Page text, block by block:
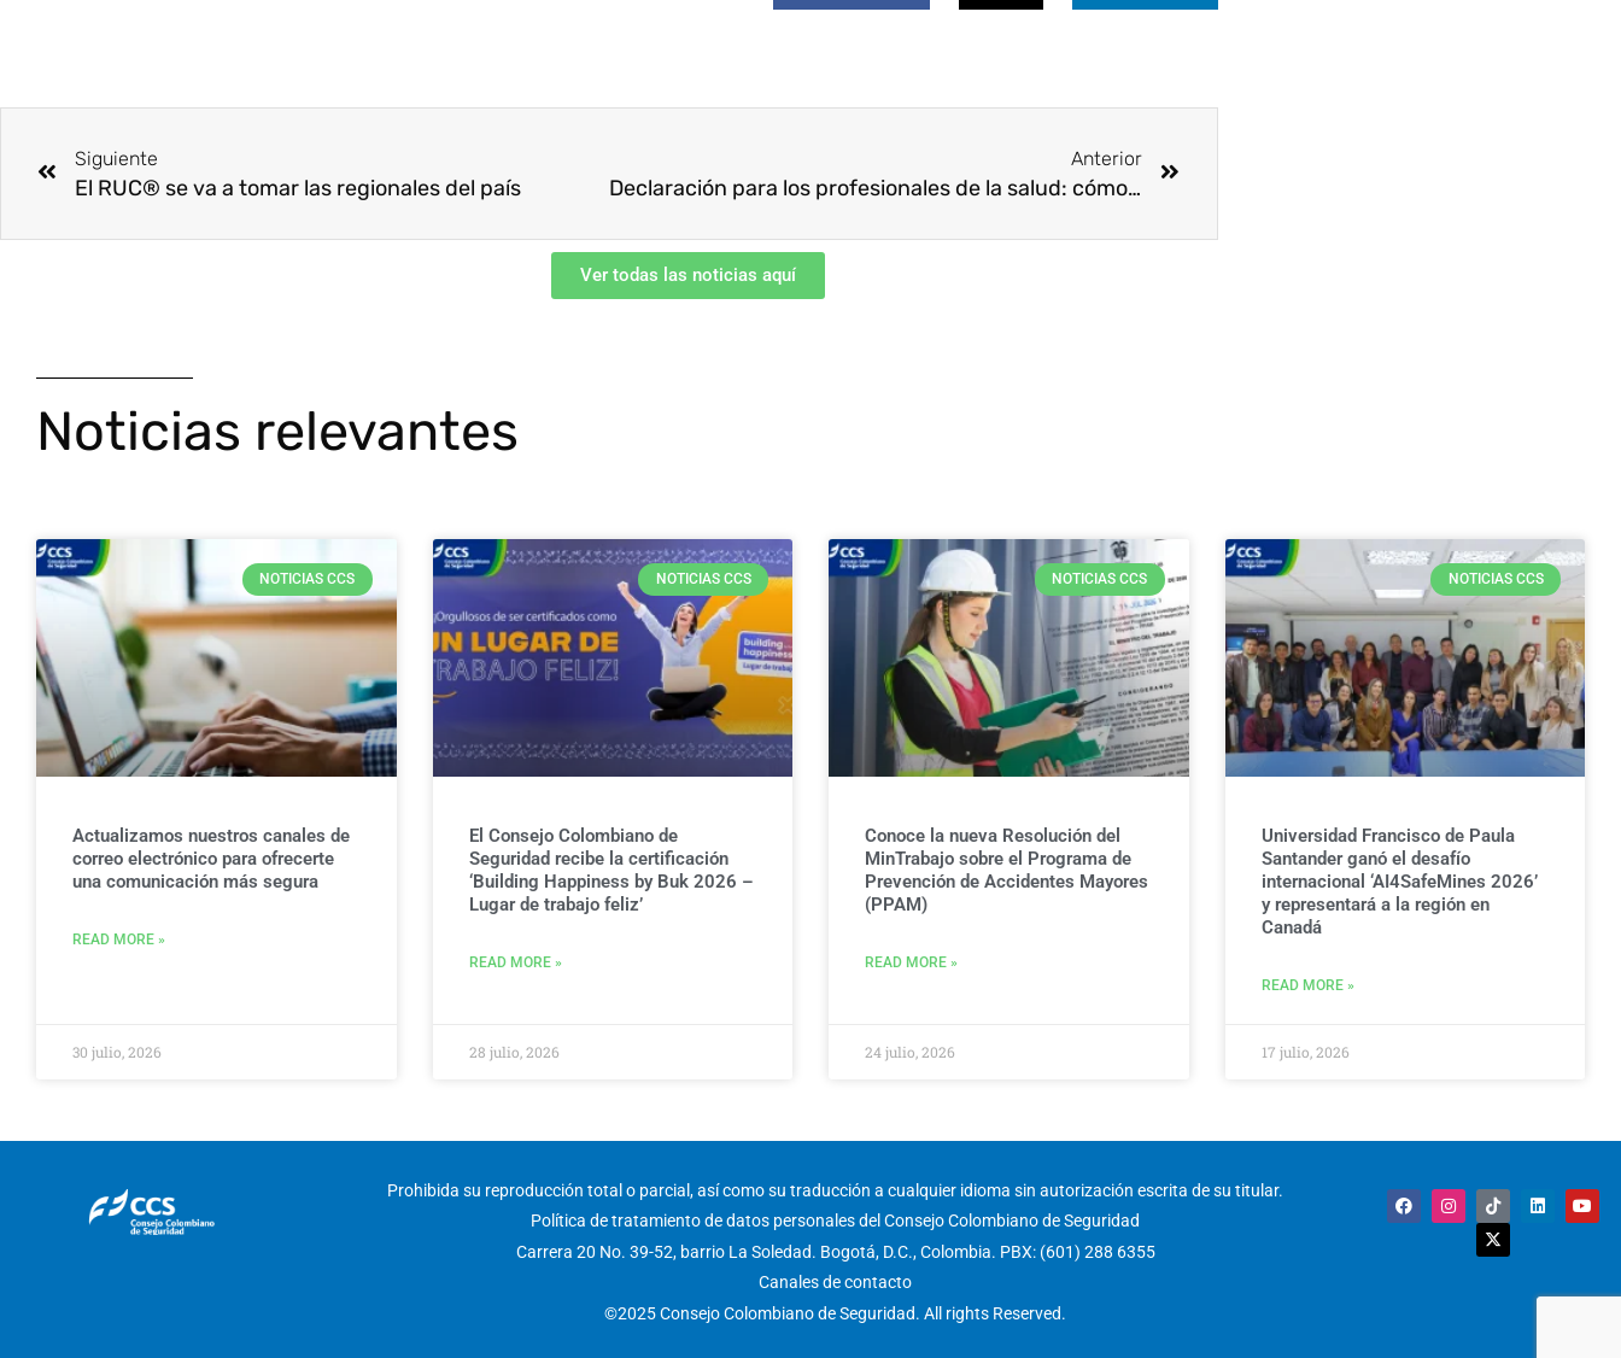
Siguiente
El RUC® se va a tomar las regionales del país
Anterior
Declaración para los profesionales de la salud: cómo se regulan las vacunas contra la COVID-19 para garantizar que son seguras y eficaces
Ver todas las noticias aquí
Noticias relevantes
NOTICIAS CCS
Actualizamos nuestros canales de
correo electrónico para ofrecerte
una comunicación más segura
READ MORE »
30 julio, 2026
NOTICIAS CCS
El Consejo Colombiano de
Seguridad recibe la certificación
‘Building Happiness by Buk 2026 –
Lugar de trabajo feliz’
READ MORE »
28 julio, 2026
NOTICIAS CCS
Conoce la nueva Resolución del
MinTrabajo sobre el Programa de
Prevención de Accidentes Mayores
(PPAM)
READ MORE »
24 julio, 2026
NOTICIAS CCS
Universidad Francisco de Paula
Santander ganó el desafío
internacional ‘AI4SafeMines 2026’
y representará a la región en
Canadá
READ MORE »
17 julio, 2026
Prohibida su reproducción total o parcial, así como su traducción a cualquier idioma sin autorización escrita de su titular.
Política de tratamiento de datos personales del Consejo Colombiano de Seguridad
Carrera 20 No. 39-52, barrio La Soledad. Bogotá, D.C., Colombia. PBX: (601) 288 6355
Canales de contacto
©2025 Consejo Colombiano de Seguridad. All rights Reserved.
F
a
c
I
n
s
T
i
k
t
o
L
i
i
Y
o
u
e
X
-
t
w
i